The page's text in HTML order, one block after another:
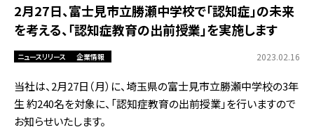
2月27日、富士見市立勝瀬中学校で「認知症」の未来
を考える、「認知症教育の出前授業」を実施します
ニュースリリース 企業情報 2023.02.16
当社は、2月27日（月）に、埼玉県の富士見市立勝瀬中学校の3年
生 約240名を対象に、「認知症教育の出前授業」を行いますので
お知らせいたします。